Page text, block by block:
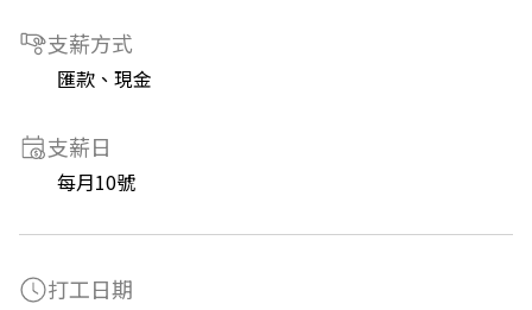
支薪方式
匯款、現金
支薪日
每月10號
打工日期